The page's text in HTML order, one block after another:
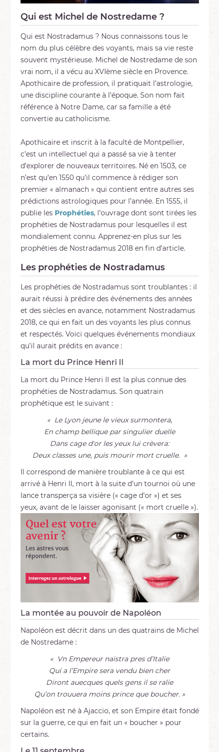
Qui est Michel de Nostredame ?
Qui est Nostradamus ? Nous connaissons tous le
nom du plus célèbre des voyants, mais sa vie reste
souvent mystérieuse. Michel de Nostredame de son
vrai nom, il a vécu au XVIème siècle en Provence.
Apothicaire de profession, il pratiquait l’astrologie,
une discipline courante à l’époque. Son nom fait
référence à Notre Dame, car sa famille a été
convertie au catholicisme.
Apothicaire et inscrit à la faculté de Montpellier,
c’est un intellectuel qui a passé sa vie à tenter
d’explorer de nouveaux territoires. Né en 1503, ce
n’est qu’en 1550 qu’il commence à rédiger son
premier « almanach » qui contient entre autres ses
prédictions astrologiques pour l’année. En 1555, il
publie les Prophéties, l’ouvrage dont sont tirées les
prophéties de Nostradamus pour lesquelles il est
mondialement connu. Apprenez-en plus sur les
prophéties de Nostradamus 2018 en fin d’article.
Les prophéties de Nostradamus
Les prophéties de Nostradamus sont troublantes : il
aurait réussi à prédire des événements des années
et des siècles en avance, notamment Nostradamus
2018, ce qui en fait un des voyants les plus connus
et respectés. Voici quelques événements mondiaux
qu’il aurait prédits en avance :
La mort du Prince Henri II
La mort du Prince Henri II est la plus connue des
prophéties de Nostradamus. Son quatrain
prophétique est le suivant :
« Le Lyon jeune le vieux surmontera,
En champ bellique par singulier duelle
Dans cage d'or les yeux lui crèvera:
Deux classes une, puis mourir mort cruelle. »
Il correspond de manière troublante à ce qui est
arrivé à Henri II, mort à la suite d’un tournoi où une
lance transperça sa visière (« cage d’or ») et ses
yeux, avant de le laisser agonisant (« mort cruelle »).
La montée au pouvoir de Napoléon
Napoléon est décrit dans un des quatrains de Michel
de Nostredame :
« Vn Empereur naistra pres d’Italie
Qui a l’Empire sera vendu bien cher
Diront auecques quels gens il se ralie
Qu’on trouuera moins prince que boucher. »
Napoléon est né à Ajaccio, et son Empire était fondé
sur la guerre, ce qui en fait un « boucher » pour
certains.